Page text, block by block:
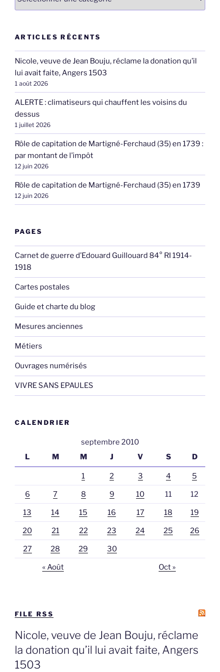
ARTICLES RÉCENTS
Nicole, veuve de Jean Bouju, réclame la donation qu’il
lui avait faite, Angers 1503
1 août 2026
ALERTE : climatiseurs qui chauffent les voisins du
dessus
1 juillet 2026
Rôle de capitation de Martigné-Ferchaud (35) en 1739 :
par montant de l’impôt
12 juin 2026
Rôle de capitation de Martigné-Ferchaud (35) en 1739
12 juin 2026
PAGES
Carnet de guerre d’Edouard Guillouard 84° RI 1914-
1918
Cartes postales
Guide et charte du blog
Mesures anciennes
Métiers
Ouvrages numérisés
VIVRE SANS EPAULES
CALENDRIER
septembre 2010
L
M M J V S D
1 2 3 4 5
6 7 8 9 10 11 12
13 14 15 16 17 18 19
20 21 22 23 24 25 26
27 28 29 30
« Août Oct »
FILE RSS
Nicole, veuve de Jean Bouju, réclame
la donation qu’il lui avait faite, Angers
1503